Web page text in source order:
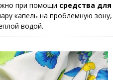
при помощи средства для
капель на проблемную зону,
водой.